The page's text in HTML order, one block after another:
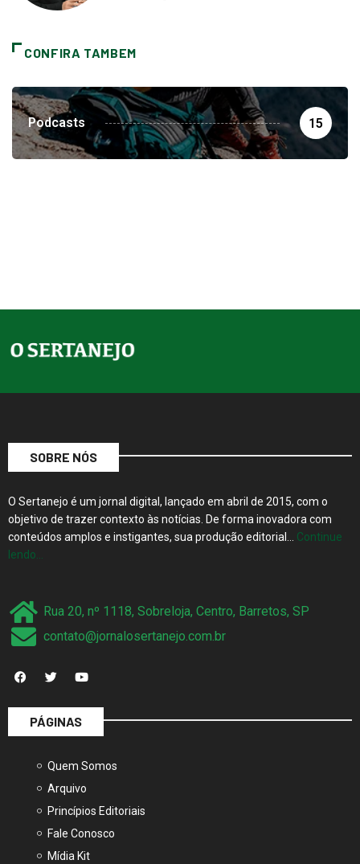
CONFIRA TAMBEM
Podcasts 15
SOBRE NÓS
O Sertanejo é um jornal digital, lançado em abril de 2015, com o
objetivo de trazer contexto às notícias. De forma inovadora com
conteúdos amplos e instigantes, sua produção editorial… Continue
lendo…
Rua 20, nº 1118, Sobreloja, Centro, Barretos, SP
contato@jornalosertanejo.com.br
PÁGINAS
Quem Somos
Arquivo
Princípios Editoriais
Fale Conosco
Mídia Kit